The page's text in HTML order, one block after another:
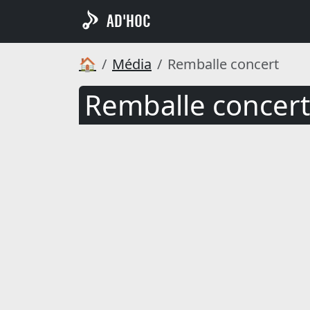
AD'HOC
🏠 Média Remballe concert
Remballe concert